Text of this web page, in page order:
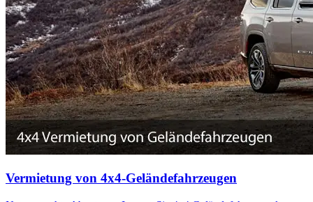
Vermietung von 4x4-Geländefahrzeugen